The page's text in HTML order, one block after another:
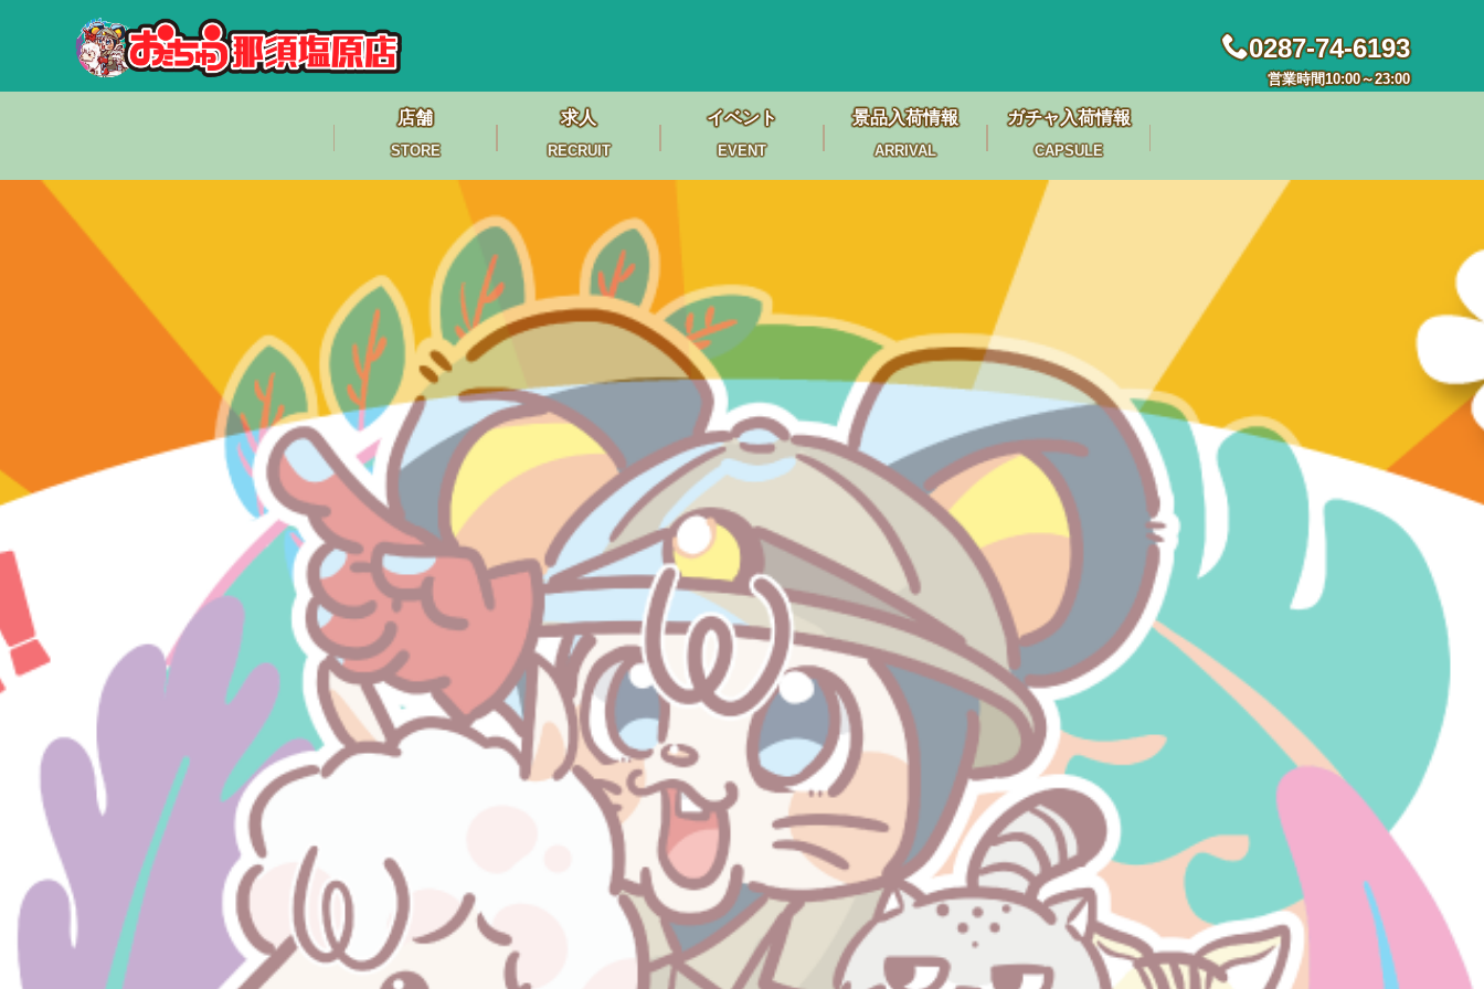
0287-74-6193
営業時間10:00～23:00
店舗
STORE
求人
RECRUIT
イベント
EVENT
景品入荷情報
ARRIVAL
ガチャ入荷情報
CAPSULE